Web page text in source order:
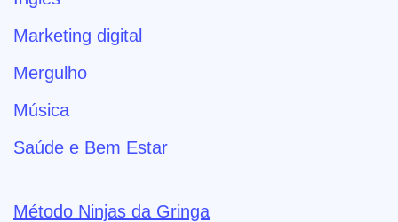
Marketing digital
Mergulho
Música
Saúde e Bem Estar
Método Ninjas da Gringa